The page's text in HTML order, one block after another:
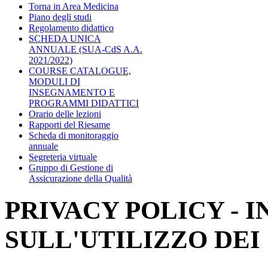
Torna in Area Medicina
Piano degli studi
Regolamento didattico
SCHEDA UNICA
ANNUALE (SUA-CdS A.A.
2021/2022)
COURSE CATALOGUE,
MODULI DI
INSEGNAMENTO E
PROGRAMMI DIDATTICI
Orario delle lezioni
Rapporti del Riesame
Scheda di monitoraggio
annuale
Segreteria virtuale
Gruppo di Gestione di
Assicurazione della Qualità
PRIVACY POLICY -
SULL'UTILIZZO DEI